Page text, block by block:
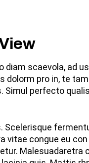
diam scaevola, ad
dolorm pro in, te
Simul perfecto
Scelerisque
vitae congue eu
Malesuadaretra